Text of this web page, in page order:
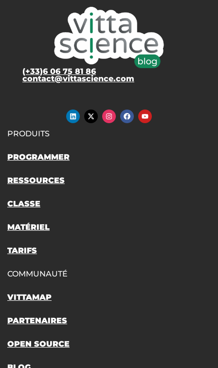
(+33)6 06 75 81 86
contact@vittascience.com
PRODUITS
PROGRAMMER
RESSOURCES
CLASSE
MATÉRIEL
TARIFS
COMMUNAUTÉ
VITTAMAP
PARTENAIRES
OPEN SOURCE